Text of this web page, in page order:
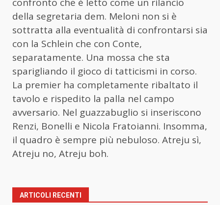
della segretaria dem. Meloni non si è
sottratta alla eventualità di confrontarsi sia
con la Schlein che con Conte,
separatamente. Una mossa che sta
sparigliando il gioco di tatticismi in corso.
La premier ha completamente ribaltato il
tavolo e rispedito la palla nel campo
avversario. Nel guazzabuglio si inseriscono
Renzi, Bonelli e Nicola Fratoianni. Insomma,
il quadro è sempre più nebuloso. Atreju sì,
Atreju no, Atreju boh.
ARTICOLI RECENTI